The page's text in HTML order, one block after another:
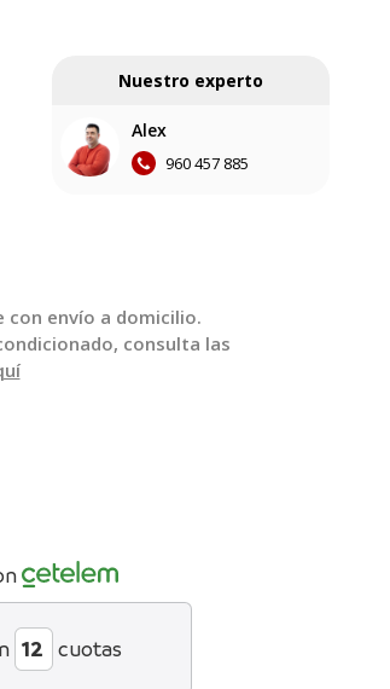
Nuestro experto
Alex
960 457 885
con envío a domicilio.
consulta las
cuotas